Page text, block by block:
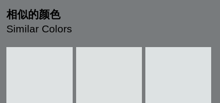
相似的颜色
Similar Colors